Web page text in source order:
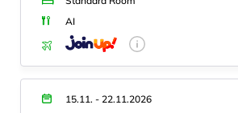
AI
15.11. - 22.11.2026